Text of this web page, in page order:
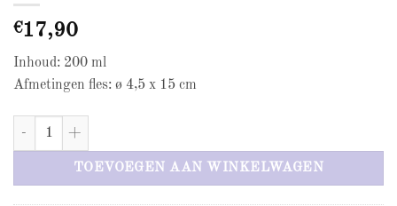
€17,90
Inhoud: 200 ml
Afmetingen fles: ø 4,5 x 15 cm
Mathilde M Neroli Paradis aantal
TOEVOEGEN AAN WINKELWAGEN